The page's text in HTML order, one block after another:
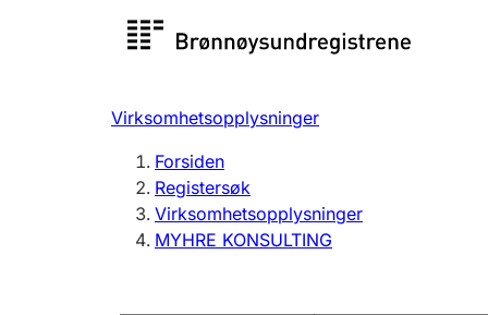
Registersøk
Registrere, endre, slette
Virksomhetsopplysninger
Forsiden
Registersøk
Virksomhetsopplysninger
MYHRE KONSULTING